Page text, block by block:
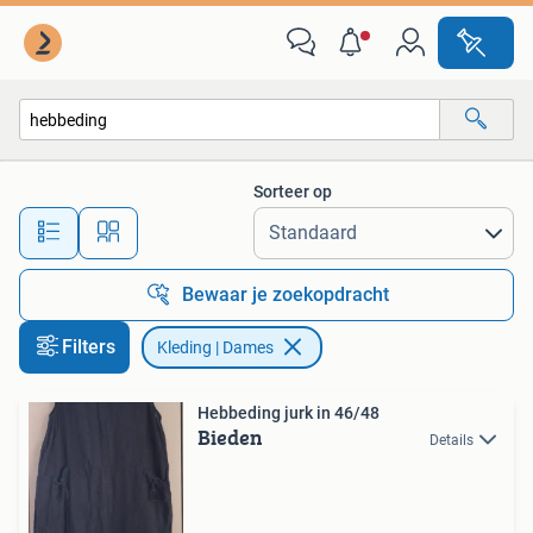
Alle afstanden…
Sorteer op
Bewaar je zoekopdracht
Filters Kleding | Dames
Hebbeding jurk in 46/48
Bieden Details